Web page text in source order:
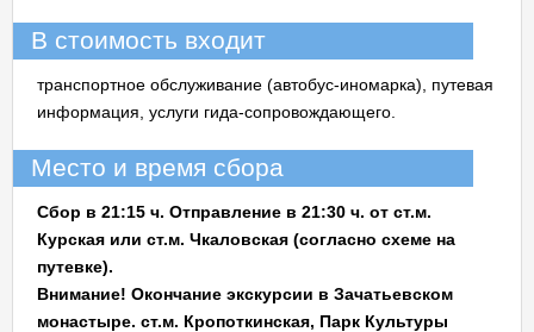
В стоимость входит
транспортное обслуживание (автобус-иномарка), путевая
информация, услуги гида-сопровождающего.
Место и время сбора
Сбор в 21:15 ч. Отправление в 21:30 ч. от ст.м.
Курская или ст.м. Чкаловская (согласно схеме на
путевке).
Внимание! Окончание экскурсии в Зачатьевском
монастыре. ст.м. Кропоткинская, Парк Культуры